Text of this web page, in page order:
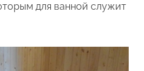
для ванной служит